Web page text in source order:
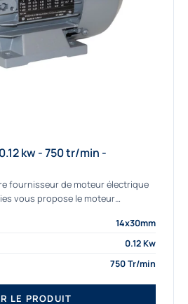
kw - 750 tr/min -
fournisseur de moteur électrique
vous propose le moteur
14x30mm
0.12 Kw
750 Tr/min
LE PRODUIT